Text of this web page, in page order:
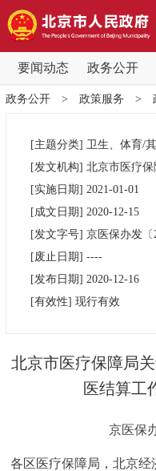
要闻动态 政务公开
要闻动态
党中央精神
北京要闻
政务公开
市领导
政策兑现
决策公开
个人服务
政务公开> 政策服务 >
[主题分类] 卫生、体育/
[发文机构] 北京市医疗保
[实施日期] 2021-01-01
[成文日期] 2020-12-15
[发文字号] 京医保办发〔
[废止日期] ----
[发布日期] 2020-12-16
[有效性] 现行有效
北京市医疗保障局
医结算工
京医保
各区医疗保障局，北京